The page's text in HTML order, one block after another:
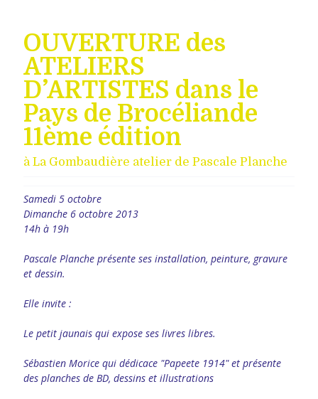
OUVERTURE des
ATELIERS
D’ARTISTES dans le
Pays de Brocéliande
11ème édition
à La Gombaudière atelier de Pascale Planche
Samedi 5 octobre
Dimanche 6 octobre 2013
14h à 19h
Pascale Planche présente ses installation, peinture, gravure
et dessin.
Elle invite :
Le petit jaunais qui expose ses livres libres.
Sébastien Morice qui dédicace "Papeete 1914" et présente
des planches de BD, dessins et illustrations